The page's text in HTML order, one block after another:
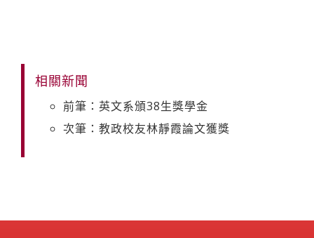
相關新聞
前筆：英文系頒38生獎學金
次筆：教政校友林靜霞論文獲獎